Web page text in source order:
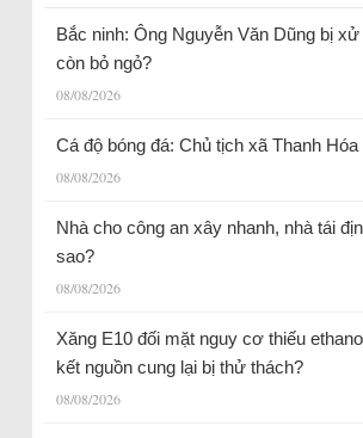
Bắc ninh: Ông Nguyễn Văn Dũng bị
còn bỏ ngỏ?
08/08/2026
Cá độ bóng đá: Chủ tịch xã Thanh
08/08/2026
Nhà cho công an xây nhanh, nhà tái
sao?
08/08/2026
Xăng E10 đối mặt nguy cơ thiếu
kết nguồn cung lại bị thử thách?
08/08/2026